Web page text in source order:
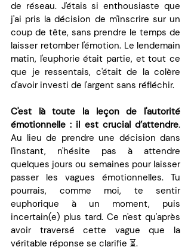
de réseau. J'étais si enthousiaste que
j'ai pris la décision de m'inscrire sur un
coup de tête, sans prendre le temps de
laisser retomber l'émotion. Le lendemain
matin, l'euphorie était partie, et tout ce
que je ressentais, c'était de la colère
d'avoir investi de l'argent sans réfléchir.
C'est là toute la leçon de l'autorité
émotionnelle : il est crucial d’attendre.
Au lieu de prendre une décision dans
l'instant, n'hésite pas à attendre
quelques jours ou semaines pour laisser
passer les vagues émotionnelles. Tu
pourrais, comme moi, te sentir
euphorique à un moment, puis
incertain(e) plus tard. Ce n'est qu'après
avoir traversé cette vague que la
véritable réponse se clarifie ⏳.